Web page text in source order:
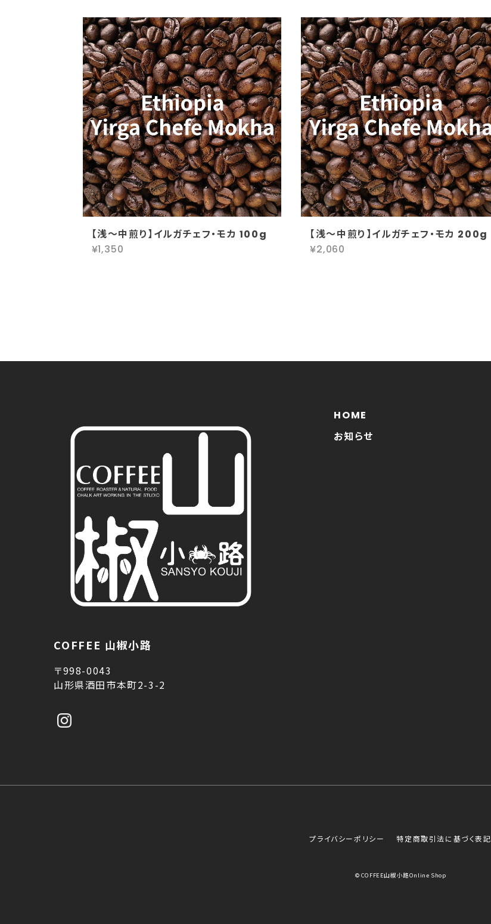
【浅～中煎り】イルガチェフ・モカ 100g
¥1,350
【浅～中煎り】イルガチェフ・モカ 200g
¥2,060
COFFEE 山椒小路
〒998-0043
山形県酒田市本町2-3-2
HOME
お知らせ
プライバシーポリシー 特定商取引法に基づく表記
© COFFEE山椒小路Online Shop